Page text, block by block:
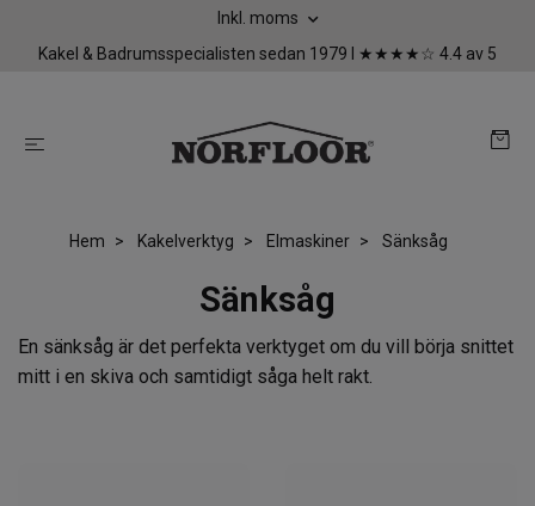
Inkl. moms
Kakel & Badrumsspecialisten sedan 1979 I ★★★★☆ 4.4 av 5
Hem Kakelverktyg Elmaskiner Sänksåg
Sänksåg
En sänksåg är det perfekta verktyget om du vill börja snittet
mitt i en skiva och samtidigt såga helt rakt.